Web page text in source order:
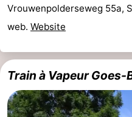
Vrouwenpolderseweg 55a,
web. Website
Train à Vapeur Goes-